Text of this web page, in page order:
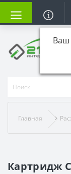
Главная
Картридж